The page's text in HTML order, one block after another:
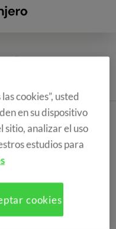
cookies”, usted
en su dispositivo
sitio, analizar el uso
estudios para
cookies